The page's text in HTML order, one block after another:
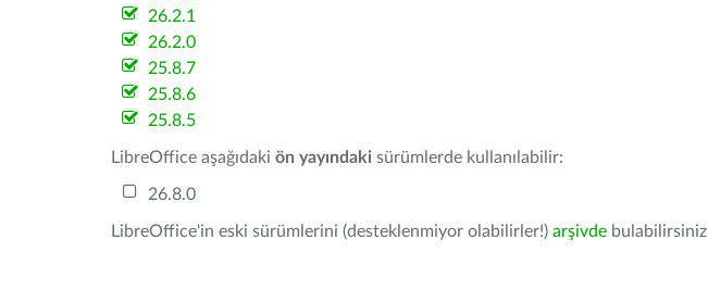
26.2.1
26.2.0
25.8.7
25.8.6
25.8.5
LibreOffice aşağıdaki ön yayındaki sürümlerde kullanılabilir:
26.8.0
LibreOffice'in eski sürümlerini (desteklenmiyor olabilirler!) arşivde bulabilirsiniz